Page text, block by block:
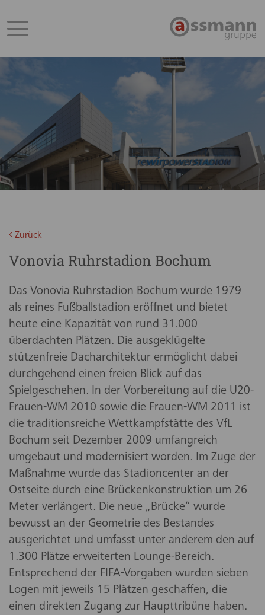
Zurück
Vonovia Ruhrstadion Bochum
Das Vonovia Ruhrstadion Bochum wurde 1979
als reines Fußballstadion eröffnet und bietet
heute eine Kapazität von rund 31.000
überdachten Plätzen. Die ausgeklügelte
stützenfreie Dacharchitektur ermöglicht dabei
durchgehend einen freien Blick auf das
Spielgeschehen. In der Vorbereitung auf die U20-
Frauen-WM 2010 sowie die Frauen-WM 2011 ist
die traditionsreiche Wettkampfstätte des VfL
Bochum seit Dezember 2009 umfangreich
umgebaut und modernisiert worden. Im Zuge der
Maßnahme wurde das Stadioncenter an der
Ostseite durch eine Brückenkonstruktion um 26
Meter verlängert. Die neue „Brücke“ wurde
bewusst an der Geometrie des Bestandes
ausgerichtet und umfasst unter anderem den auf
1.300 Plätze erweiterten Lounge-Bereich.
Entsprechend der FIFA-Vorgaben wurden sieben
Logen mit jeweils 15 Plätzen geschaffen, die
einen direkten Zugang zur Haupttribüne haben.